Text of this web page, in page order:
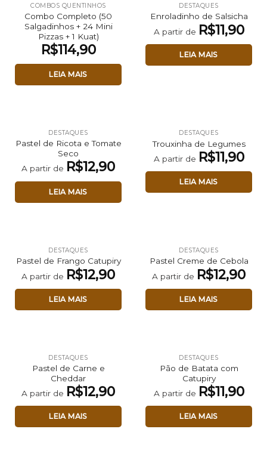
COMBOS QUENTINHOS
Combo Completo (50
Salgadinhos + 24 Mini
Pizzas + 1 Kuat)
R$114,90
LEIA MAIS
DESTAQUES
Enroladinho de Salsicha
A partir de R$11,90
LEIA MAIS
DESTAQUES
Pastel de Ricota e Tomate
Seco
A partir de R$12,90
LEIA MAIS
DESTAQUES
Trouxinha de Legumes
A partir de
R$11,90
LEIA MAIS
DESTAQUES
Pastel de Frango Catupiry
A partir de R$12,90
LEIA MAIS
DESTAQUES
Pastel Creme de Cebola
A partir de R$12,90
LEIA MAIS
DESTAQUES
Pastel de Carne e
Cheddar
A partir de
R$12,90
LEIA MAIS
DESTAQUES
Pão de Batata com
Catupiry
A partir de
R$11,90
LEIA MAIS